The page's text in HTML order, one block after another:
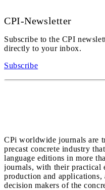
CPI-Newsletter
Subscribe to the CPI
directly to your inbox.
Subscribe
CPi worldwide journals are
precast concrete industry
language editions in more
journals, with their practical
production and applications,
decision makers of the